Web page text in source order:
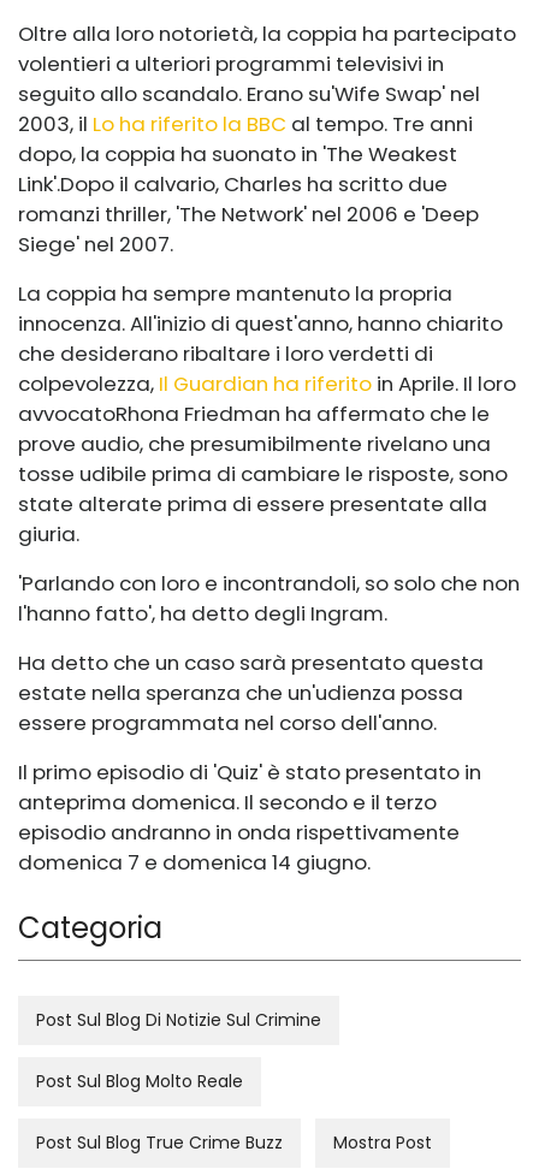
Oltre alla loro notorietà, la coppia ha partecipato
volentieri a ulteriori programmi televisivi in ​​
seguito allo scandalo. Erano su'Wife Swap' nel
2003, il Lo ha riferito la BBC al tempo. Tre anni
dopo, la coppia ha suonato in 'The Weakest
Link'.Dopo il calvario, Charles ha scritto due
romanzi thriller, 'The Network' nel 2006 e 'Deep
Siege' nel 2007.
La coppia ha sempre mantenuto la propria
innocenza. All'inizio di quest'anno, hanno chiarito
che desiderano ribaltare i loro verdetti di
colpevolezza, Il Guardian ha riferito in Aprile. Il loro
avvocatoRhona Friedman ha affermato che le
prove audio, che presumibilmente rivelano una
tosse udibile prima di cambiare le risposte, sono
state alterate prima di essere presentate alla
giuria.
'Parlando con loro e incontrandoli, so solo che non
l'hanno fatto', ha detto degli Ingram.
Ha detto che un caso sarà presentato questa
estate nella speranza che un'udienza possa
essere programmata nel corso dell'anno.
Il primo episodio di 'Quiz' è stato presentato in
anteprima domenica. Il secondo e il terzo
episodio andranno in onda rispettivamente
domenica 7 e domenica 14 giugno.
Categoria
Post Sul Blog Di Notizie Sul Crimine
Post Sul Blog Molto Reale
Post Sul Blog True Crime Buzz Mostra Post